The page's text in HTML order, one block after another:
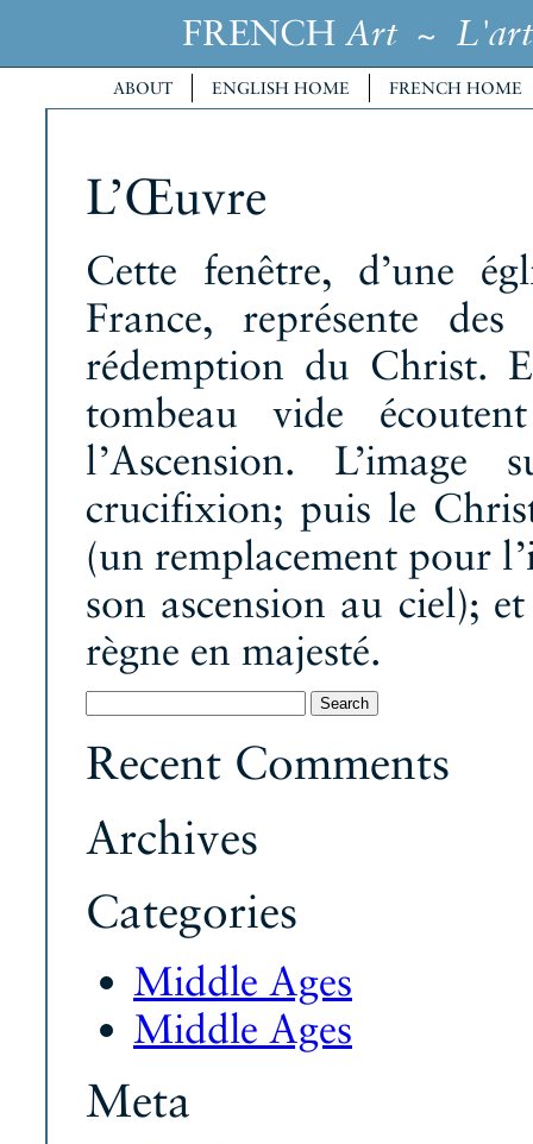
FRENCH Art~ L'art
ABOUT ENGLISH HOME FRENCH HOME
L’Œuvre
Cette fenêtre, d’une
France, représente
rédemption du Christ.
tombeau vide
l’Ascension.
crucifixion; puis le
(un remplacement pour
son ascension au ciel);
règne en majesté.
for:
Recent Comments
Archives
Categories
Middle Ages
Middle Ages
Meta